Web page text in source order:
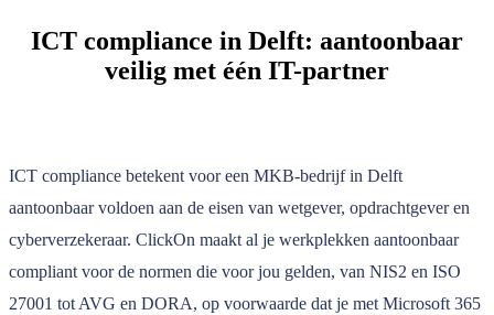
ICT compliance in Delft: aantoonbaar
veilig met één IT-partner
ICT compliance betekent voor een MKB-bedrijf in Delft
aantoonbaar voldoen aan de eisen van wetgever, opdrachtgever en
cyberverzekeraar. ClickOn maakt al je werkplekken aantoonbaar
compliant voor de normen die voor jou gelden, van NIS2 en ISO
27001 tot AVG en DORA, op voorwaarde dat je met Microsoft 365